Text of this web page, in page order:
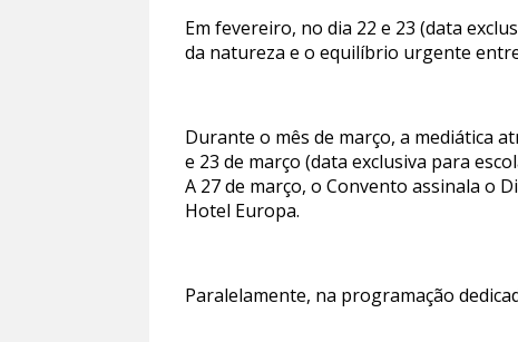
Em fevereiro, no dia 22 e 23 (data
da natureza e o equilíbrio urgente
Durante o mês de março, a mediática
e 23 de março (data exclusiva para
A 27 de março, o Convento assinala o
Hotel Europa.
Paralelamente, na programação